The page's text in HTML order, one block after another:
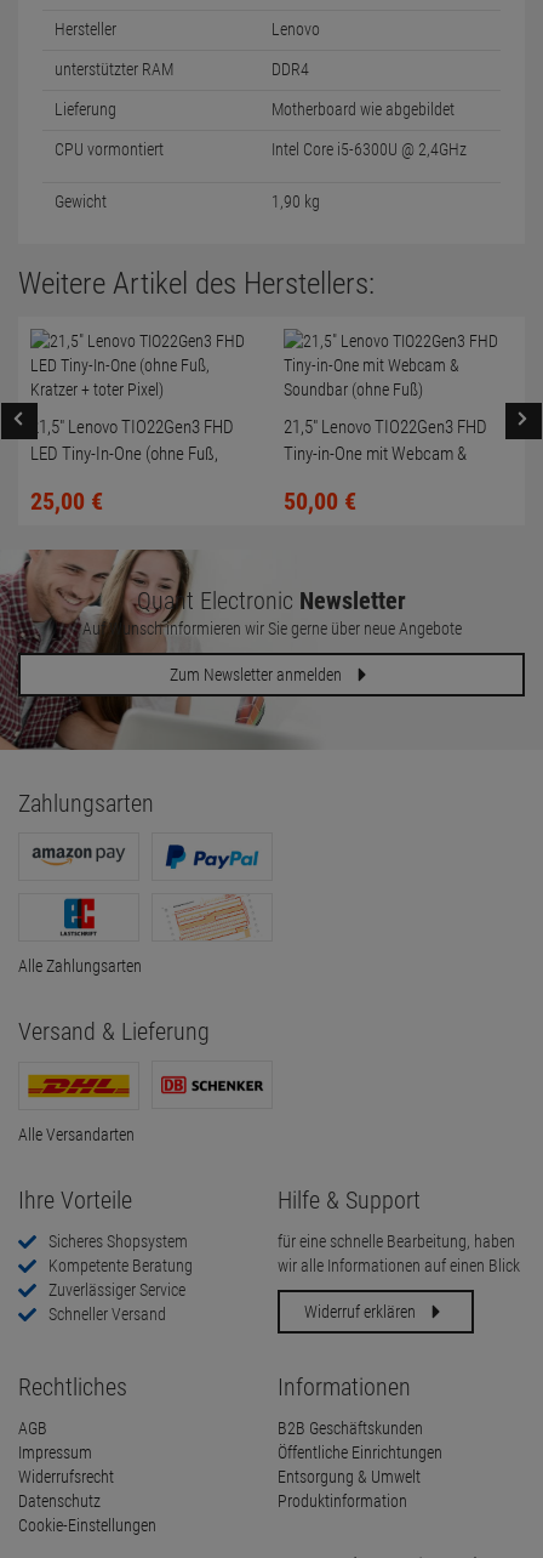
Hersteller Lenovo
unterstützter RAM DDR4
Lieferung Motherboard wie abgebildet
CPU vormontiert Intel Core i5-6300U @ 2,4GHz
Gewicht 1,90 kg
Weitere Artikel des Herstellers:
21,5" Lenovo TIO22Gen3 FHD
LED Tiny-In-One (ohne Fuß,
25,00 €
21,5" Lenovo TIO22Gen3 FHD
Tiny-in-One mit Webcam &
50,00 €
Quant Electronic Newsletter
Auf Wunsch informieren wir Sie gerne über neue Angebote
Zum Newsletter anmelden
Zahlungsarten
Alle Zahlungsarten
Versand & Lieferung
Alle Versandarten
Ihre Vorteile
Sicheres Shopsystem
Kompetente Beratung
Zuverlässiger Service
Schneller Versand
Hilfe & Support
für eine schnelle Bearbeitung, haben
wir alle Informationen auf einen Blick
Widerruf erklären
Rechtliches
AGB
Impressum
Widerrufsrecht
Datenschutz
Cookie-Einstellungen
Informationen
B2B Geschäftskunden
Öffentliche Einrichtungen
Entsorgung & Umwelt
Produktinformation